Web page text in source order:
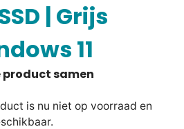
| Grijs
11
is nu niet op voorraad en